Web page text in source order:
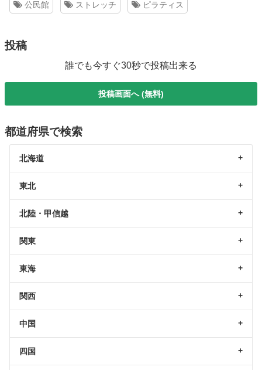
公民館 ストレッチ ピラティス
投稿
誰でも今すぐ30秒で投稿出来る
投稿画面へ (無料)
都道府県で検索
北海道
東北
北陸・甲信越
関東
東海
関西
中国
四国